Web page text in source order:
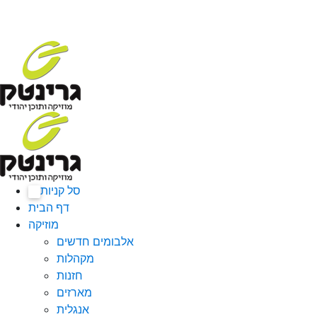
סל קניות
דף הבית
מוזיקה
אלבומים חדשים
מקהלות
חזנות
מארזים
אנגלית